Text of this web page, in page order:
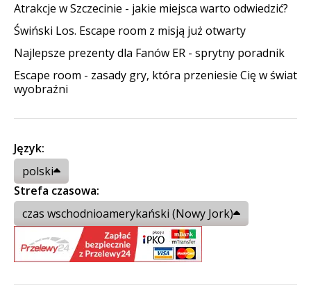
Atrakcje w Szczecinie - jakie miejsca warto odwiedzić?
Świński Los. Escape room z misją już otwarty
Najlepsze prezenty dla Fanów ER - sprytny poradnik
Escape room - zasady gry, która przeniesie Cię w świat
wyobraźni
Język:
polski
Strefa czasowa:
czas wschodnioamerykański (Nowy Jork)